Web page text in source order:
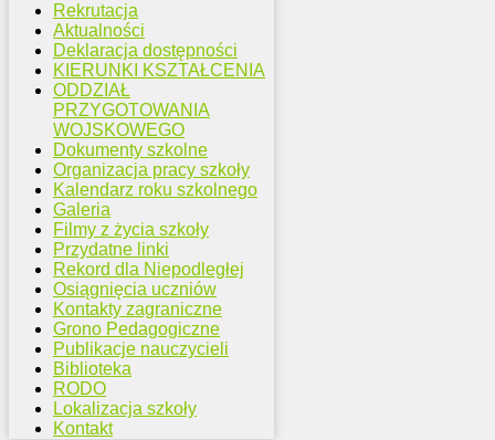
Rekrutacja
Aktualności
Deklaracja dostępności
KIERUNKI KSZTAŁCENIA
ODDZIAŁ
PRZYGOTOWANIA
WOJSKOWEGO
Dokumenty szkolne
Organizacja pracy szkoły
Kalendarz roku szkolnego
Galeria
Filmy z życia szkoły
Przydatne linki
Rekord dla Niepodległej
Osiągnięcia uczniów
Kontakty zagraniczne
Grono Pedagogiczne
Publikacje nauczycieli
Biblioteka
RODO
Lokalizacja szkoły
Kontakt